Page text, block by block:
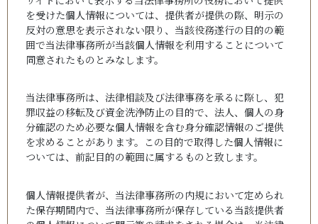
を受けた個人情報については、提供者が提供の際、明示の
反対の意思を表示されない限り、当該役務遂行の目的の範
囲で当法律事務所が当該個人情報を利用することについて
同意されたものとみなします。
当法律事務所は、法律相談及び法律事務を承るに際し、犯
罪収益の移転及び資金洗浄防止の目的で、法人、個人の身
分確認のため必要な個人情報を含む身分確認情報のご提供
を求めることがあります。この目的で取得した個人情報に
ついては、前記目的の範囲に属するものと致します。
個人情報提供者が、当法律事務所の内規において定められ
た保存期間内で、当法律事務所が保存している当該提供者